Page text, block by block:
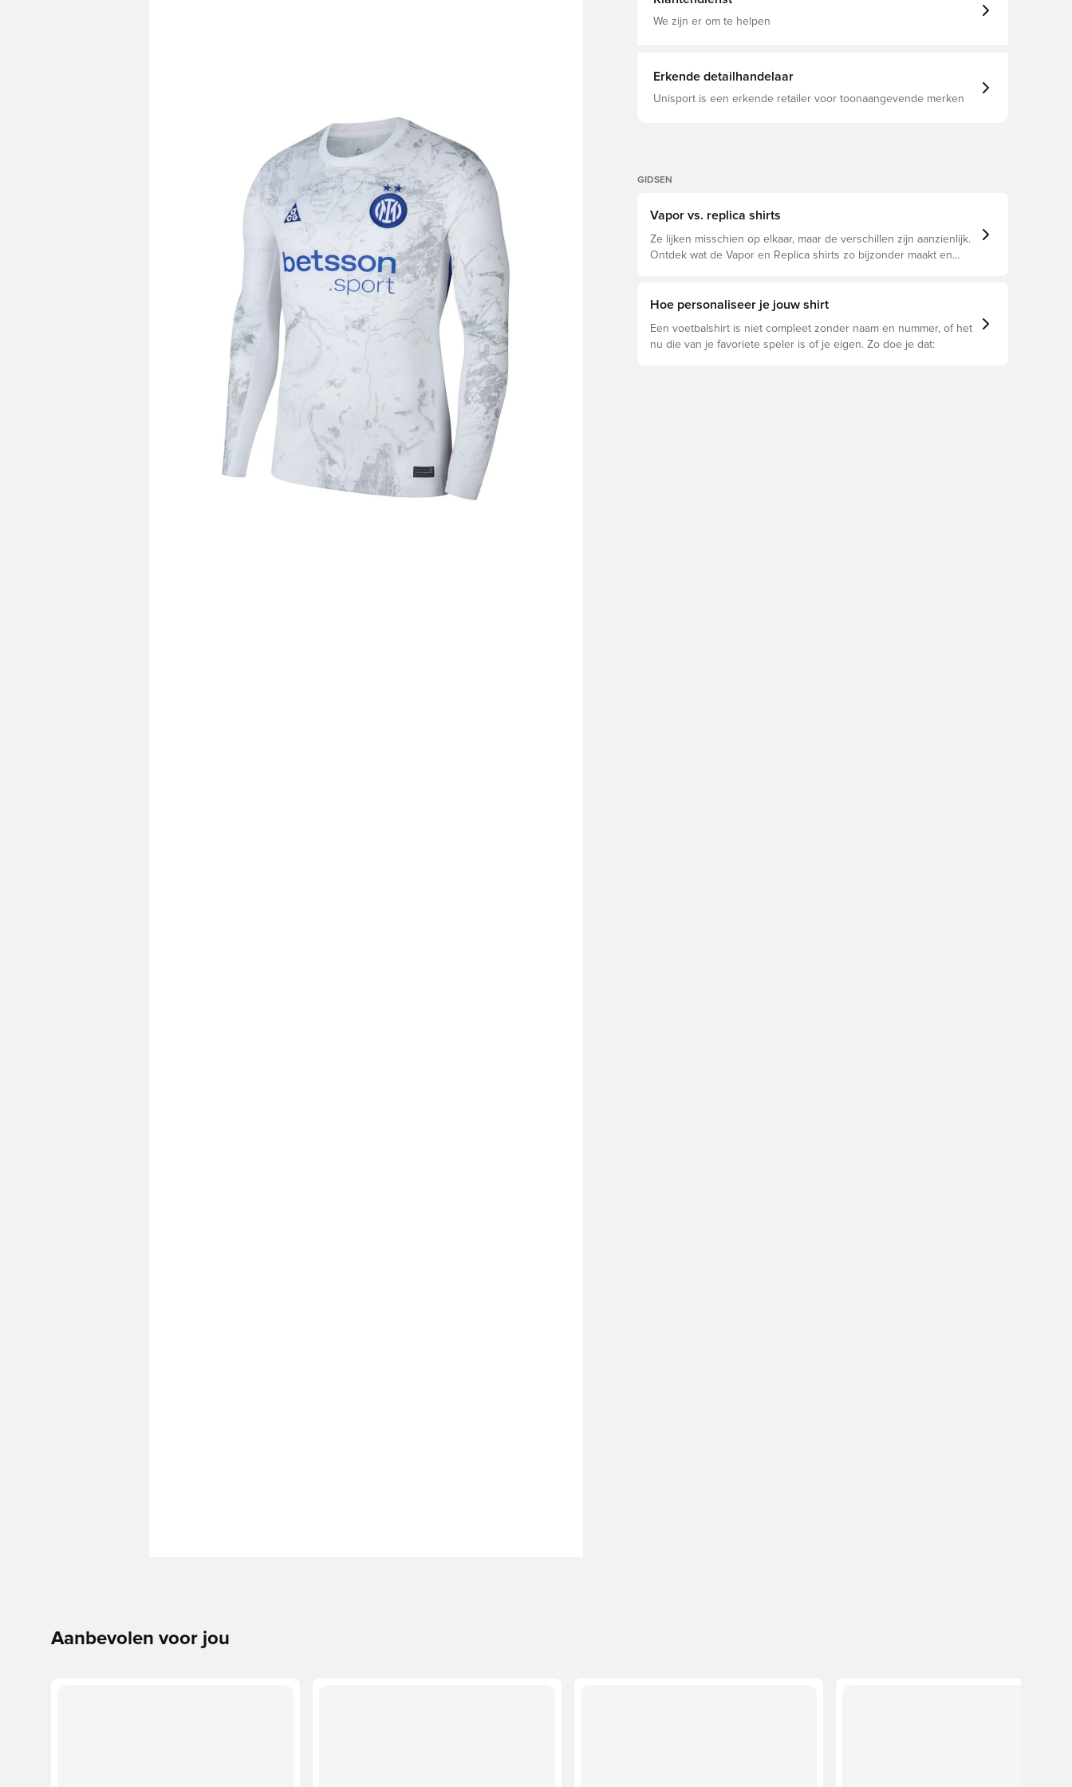
We zijn er om te helpen
Erkende detailhandelaar
Unisport is een erkende retailer voor toonaangevende merken
GIDSEN
Vapor vs. replica shirts
Ze lijken misschien op elkaar, maar de verschillen zijn aanzienlijk.
Ontdek wat de Vapor en Replica shirts zo bijzonder maakt en
Hoe personaliseer je jouw shirt
Een voetbalshirt is niet compleet zonder naam en nummer, of het
nu die van je favoriete speler is of je eigen. Zo doe je dat:
Aanbevolen voor jou